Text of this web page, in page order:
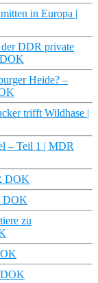
in Europa |
DDR private
Heide? –
trifft Wildhase |
– Teil 1 | MDR
DOK
DOK
zu